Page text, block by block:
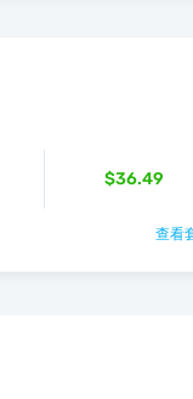
$36.49
查看